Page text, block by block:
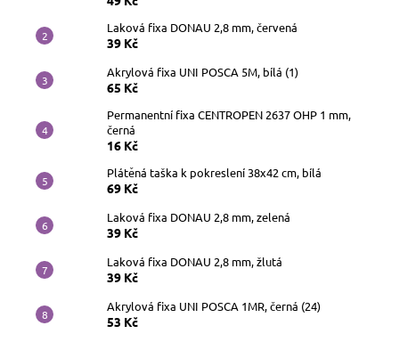
Laková fixa DONAU 2,8 mm, červená
39 Kč
Akrylová fixa UNI POSCA 5M, bílá (1)
65 Kč
Permanentní fixa CENTROPEN 2637 OHP 1 mm,
černá
16 Kč
Plátěná taška k pokreslení 38x42 cm, bílá
69 Kč
Laková fixa DONAU 2,8 mm, zelená
39 Kč
Laková fixa DONAU 2,8 mm, žlutá
39 Kč
Akrylová fixa UNI POSCA 1MR, černá (24)
53 Kč